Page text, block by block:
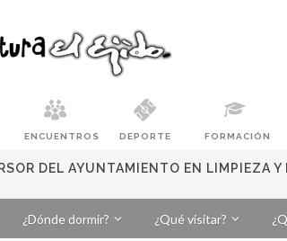
ENCUENTROS DEPORTE FORMACIÓN
DEL AYUNTAMIENTO EN LIMPIEZA
¿Dónde dormir? ¿Qué visitar?